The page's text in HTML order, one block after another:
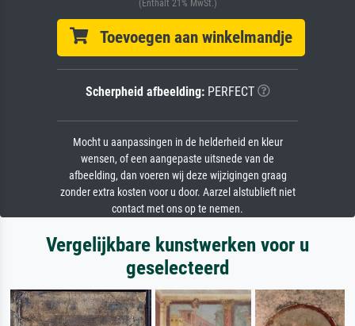
(Enthält 21% MwSt.)
Toevoegen aan winkelmandje
Scherpheid afbeelding:PERFECT
Mocht u aanpassingen in de helderheid en kleur
wensen, of een aangepaste uitsnede van de
afbeelding, dan voeren wij deze wijzigingen graag
zonder extra kosten voor u door. Aarzel alstublieft niet
contact met ons op te nemen.
Vergelijkbare kunstwerken voor u
geselecteerd